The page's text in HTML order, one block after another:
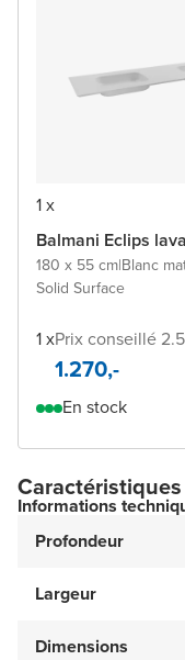
1 x
Balmani Eclips
180 x 55 cm|Blanc
Solid Surface
1 xPrix conseillé
1.270,-
En stock
Caractéristiques
Informations
Profondeur
Largeur
Dimensions